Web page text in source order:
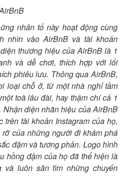
nhân tố này hoạt động cùng
nhìn vào AirBnB và tài khoản
thương hiệu của AirBnB là 1
và dễ chơi, thích hợp với lối
phiêu lưu. Thông qua AirBnB,
loại chỗ ở, từ một nhà nghỉ tầm
toà lâu đài, hay thậm chí cả 1
diện nhãn hiệu của AirBnB
trên tài khoản Instagram của họ,
của những người đi khám phá
đậm và tương phản. Logo hình
hồng đậm của họ đã thể hiện là
và luôn săn tìm những chuyến